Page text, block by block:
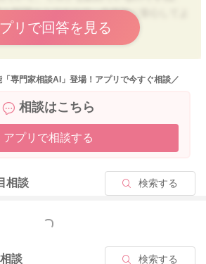
順調そうですので、全体的に安心してよ
のお子さんとしては十分な量を食べられ
であれば、本当にお腹が空いているとい
い」「食事が楽しかった」という気持ち
性もあります。
り入れたり、少し食形態を上げたよくカ
取り入れたり、汁物をプラスする、一
ださいね。
続けているのでは」と心配されている
リで回答を見る
専門家相談AI」登場！アプリで今すぐ相談／
相談はこちら
アプリで相談する
相談 検索する
もっと見る
談 検索する